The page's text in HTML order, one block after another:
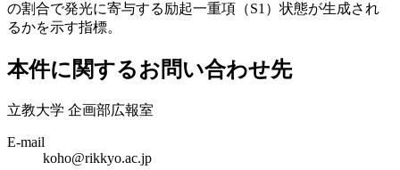
の割合で発光に寄与する励起一重項（S1）状態が生成され
るかを示す指標。
本件に関するお問い合わせ先
立教大学 企画部広報室
E-mail
koho@rikkyo.ac.jp